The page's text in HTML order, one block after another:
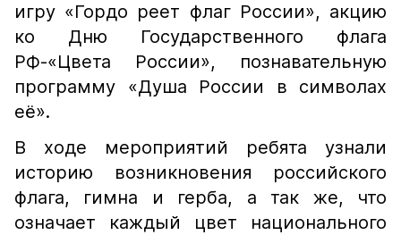
игру​ «Гордо реет флаг России», акцию
ко Дню Государственного флага
РФ-«Цвета России», познавательную
программу «Душа России в символах
её».
В ходе мероприятий ребята узнали
историю возникновения российского
флага, гимна и герба, а так же, что
означает каждый цвет национального